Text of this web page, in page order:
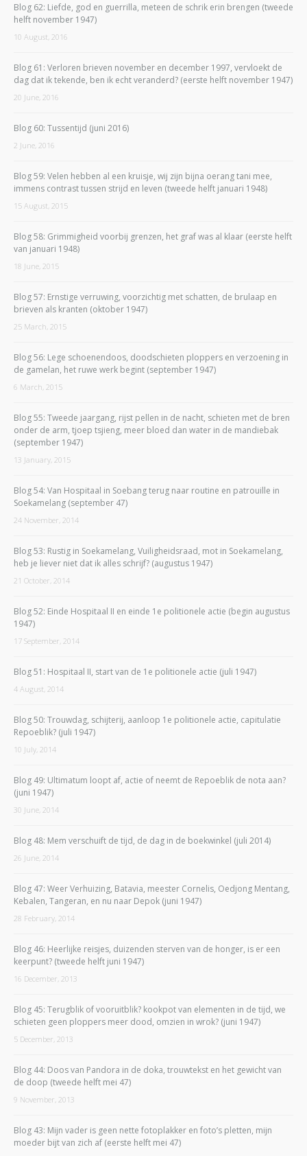
Blog 62: Liefde, god en guerrilla, meteen de schrik erin brengen (tweede
helft november 1947)
10 August, 2016
Blog 61: Verloren brieven november en december 1997, vervloekt de
dag dat ik tekende, ben ik echt veranderd? (eerste helft november 1947)
20 June, 2016
Blog 60: Tussentijd (juni 2016)
2 June, 2016
Blog 59: Velen hebben al een kruisje, wij zijn bijna oerang tani mee,
immens contrast tussen strijd en leven (tweede helft januari 1948)
15 August, 2015
Blog 58: Grimmigheid voorbij grenzen, het graf was al klaar (eerste helft
van januari 1948)
18 June, 2015
Blog 57: Ernstige verruwing, voorzichtig met schatten, de brulaap en
brieven als kranten (oktober 1947)
25 March, 2015
Blog 56: Lege schoenendoos, doodschieten ploppers en verzoening in
de gamelan, het ruwe werk begint (september 1947)
6 March, 2015
Blog 55: Tweede jaargang, rijst pellen in de nacht, schieten met de bren
onder de arm, tjoep tsjieng, meer bloed dan water in de mandiebak
(september 1947)
13 January, 2015
Blog 54: Van Hospitaal in Soebang terug naar routine en patrouille in
Soekamelang (september 47)
24 November, 2014
Blog 53: Rustig in Soekamelang, Vuiligheidsraad, mot in Soekamelang,
heb je liever niet dat ik alles schrijf? (augustus 1947)
21 October, 2014
Blog 52: Einde Hospitaal II en einde 1e politionele actie (begin augustus
1947)
17 September, 2014
Blog 51: Hospitaal II, start van de 1e politionele actie (juli 1947)
4 August, 2014
Blog 50: Trouwdag, schijterij, aanloop 1e politionele actie, capitulatie
Repoeblik? (juli 1947)
10 July, 2014
Blog 49: Ultimatum loopt af, actie of neemt de Repoeblik de nota aan?
(juni 1947)
30 June, 2014
Blog 48: Mem verschuift de tijd, de dag in de boekwinkel (juli 2014)
26 June, 2014
Blog 47: Weer Verhuizing, Batavia, meester Cornelis, Oedjong Mentang,
Kebalen, Tangeran, en nu naar Depok (juni 1947)
28 February, 2014
Blog 46: Heerlijke reisjes, duizenden sterven van de honger, is er een
keerpunt? (tweede helft juni 1947)
16 December, 2013
Blog 45: Terugblik of vooruitblik? kookpot van elementen in de tijd, we
schieten geen ploppers meer dood, omzien in wrok? (juni 1947)
5 December, 2013
Blog 44: Doos van Pandora in de doka, trouwtekst en het gewicht van
de doop (tweede helft mei 47)
9 November, 2013
Blog 43: Mijn vader is geen nette fotoplakker en foto’s pletten, mijn
moeder bijt van zich af (eerste helft mei 47)